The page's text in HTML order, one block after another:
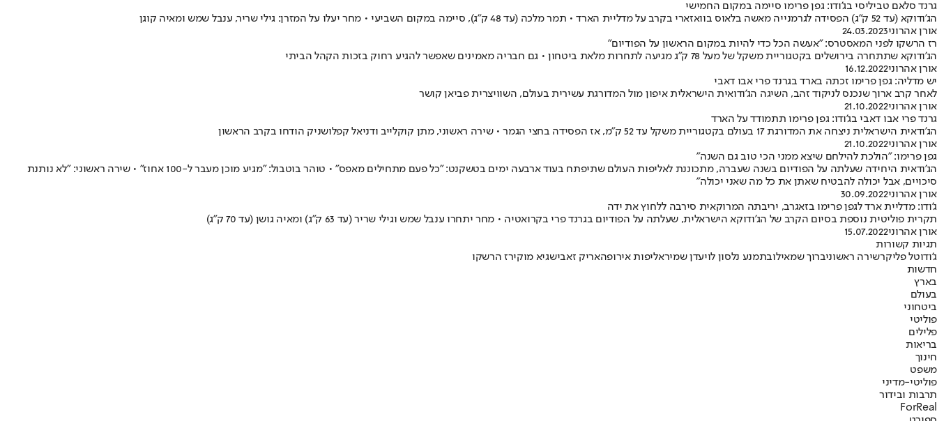
גרנד סלאם טביליסי בג'ודו: גפן פרימו סיימה במקום החמישי
הג'ודוקא (עד 52 ק"ג) הפסידה לגרמנייה מאשה בלאוס בוואזארי בקרב על מדליית הארד • תמר מלכה (עד 48 ק"ג), סיימה במקום השביעי • מחר יעלו על המזרן: גילי שריר, ענבל שמש ומאיה קוגן
אורן אהרוני24.03.2023
רז הרשקו לפני המאסטרס: "אעשה הכל כדי להיות במקום הראשון על הפודיום"
הג'ודוקא שתתחרה בירושלים בקטגוריית משקל של מעל 78 ק"ג מגיעה לתחרות מלאת ביטחון • גם חבריה מאמינים שאפשר להגיע רחוק בזכות הקהל הביתי
אורן אהרוני16.12.2022
יש מדליה: גפן פרימו זכתה בארד בגרנד פרי אבו דאבי
לאחר קרב ארוך שנכנס לניקוד זהב, השיגה הג'ודואית הישראלית איפון מול המדורגת עשירית בעולם, השוויצרית פביאן קושר
אורן אהרוני21.10.2022
גרנד פרי אבו דאבי בג'ודו: גפן פרימו תתמודד על הארד
הג'ודאית הישראלית ניצחה את המדורגת 17 בעולם בקטגוריית משקל עד 52 ק"מ, אז הפסידה בחצי הגמר • שירה ראשוני, מתן קוקלייב ודניאל קפלושניק הודחו בקרב הראשון
אורן אהרוני21.10.2022
גפן פרימו: "הולכת להילחם שיצא ממני הכי טוב גם השנה"
הג'ודאית היחידה שעלתה על הפודיום בשנה שעברה, מתכוננת לאליפות העולם שתיפתח בעוד ארבעה ימים בטשקנט: "כל פעם מתחילים מאפס" • טוהר בוטבול: "מגיע מוכן מעבר ל-100 אחוז" • שירה ראשוני: "לא נותנת
סיכויים, אבל יכולה להבטיח שאתן את כל מה שאני יכולה"
אורן אהרוני30.09.2022
ג'ודו: מדליית ארד לגפן פרימו בזאגרב, יריבתה המרוקאית סירבה ללחוץ את ידה
תקרית פוליטית נוספת בסיום הקרב של הג'ודוקא הישראלית, שעלתה על הפודיום בגרנד פרי בקרואטיה • מחר יתחרו ענבל שמש וגילי שריר (עד 63 ק"ג) ומאיה גושן (עד 70 ק"ג)
אורן אהרוני15.07.2022
תגיות קשורות
ג'ודוטל פליקרשירה ראשוניברוך שמאילובתמנע נלסון לויעדן שמיראליפות אירופהאריק זאבישגיא מוקירז הרשקו
חדשות
בארץ
בעולם
ביטחוני
פוליטי
פלילים
בריאות
חינוך
משפט
פוליטי-מדיני
תרבות ובידור
ForReal